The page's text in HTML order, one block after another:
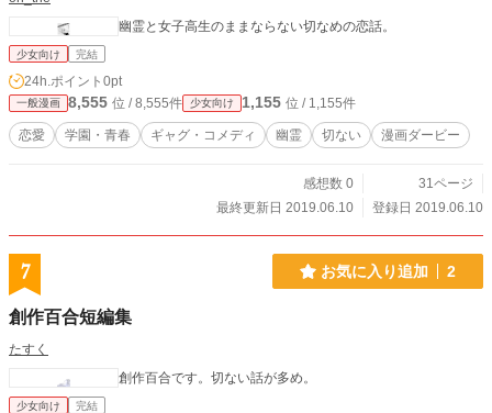
幽霊と女子高生のままならない切なめの恋話。
少女向け 完結
24h.ポイント 0pt
一般漫画 8,555 位 / 8,555件 少女向け 1,155 位 / 1,155件
恋愛 学園・青春 ギャグ・コメディ 幽霊 切ない 漫画ダービー
感想数 0
31ページ
最終更新日 2019.06.10
登録日 2019.06.10
7 お気に入り追加 2
創作百合短編集
たすく
創作百合です。切ない話が多め。
少女向け 完結